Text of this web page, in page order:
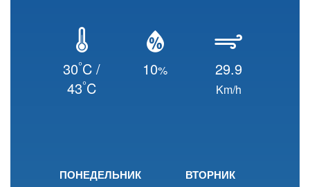
30°C /
43°C
10% 29.9
Km/h
ПОНЕДЕЛЬНИК ВТОРНИК